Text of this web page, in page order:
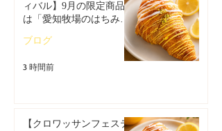
ィバル】9月の限定商品
は「愛知牧場のはちみつ
ン」🥐🍋
ブログ
3 時間前
【クロワッサンフェステ